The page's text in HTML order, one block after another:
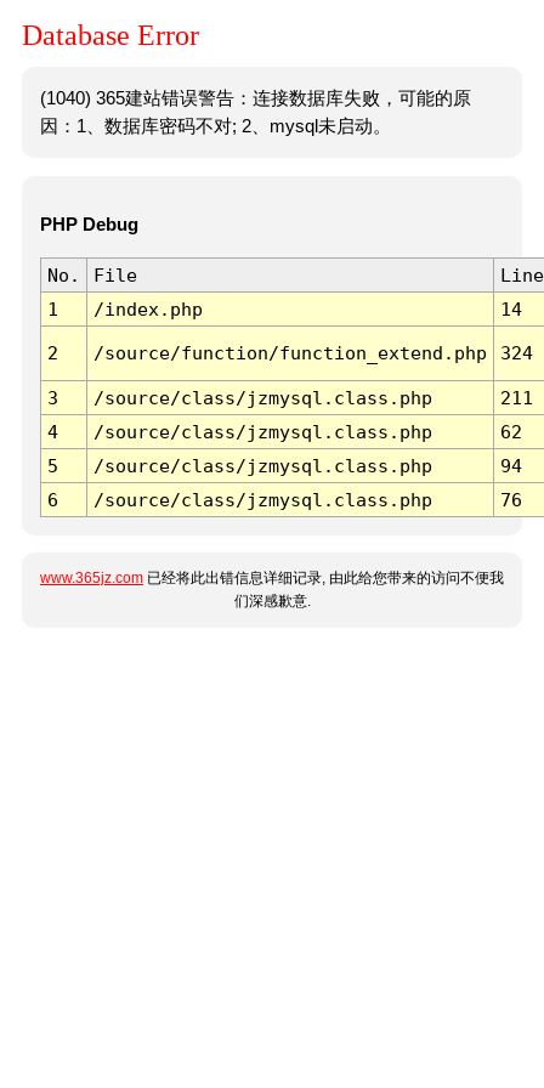
Database Error
(1040) 365建站错误警告：连接数据库失败，可能的原
因：1、数据库密码不对; 2、mysql未启动。
PHP Debug
No. File
Line
1
/index.php 14
2 /source/function/function_extend.php 324
3 /source/class/jzmysql.class.php
211
4
/source/class/jzmysql.class.php
62
5
/source/class/jzmysql.class.php
94
6
/source/class/jzmysql.class.php 76
www.365jz.com 已经将此出错信息详细记录, 由此给您带来的访问不便我
们深感歉意.